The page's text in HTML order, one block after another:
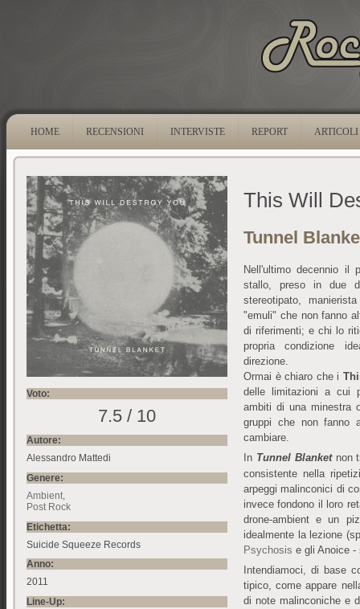
HOME RECENSIONI INTERVISTE REPORT ARTICOLI
Voto:
7.5 / 10
Autore:
Alessandro Mattedi
Genere:
Ambient
Post Rock
Etichetta:
Suicide Squeeze Records
Anno:
2011
Line-Up:
This Will
Tunnel
Nell'ultimo decennio il
stallo, preso in due
stereotipato,
"emuli" che non fanno
di riferimenti; e chi lo
propria condizione
direzione.
Ormai è chiaro che i
delle limitazioni a cui
ambiti di una minestra
gruppi che non fanno
cambiare.
In Tunnel Blanketnon
consistente nella
arpeggi malinconici di
invece fondono il loro
drone-ambient e un
idealmente la lezione
Psychosis e gli Anoice -
Intendiamoci, di base
tipico, come appare
di note malinconiche e